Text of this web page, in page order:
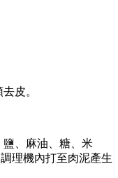
皮。
、麻油、糖、米
理機內打至肉泥產生